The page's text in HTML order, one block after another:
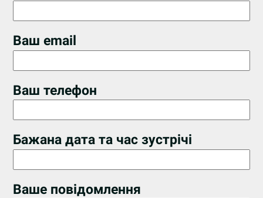
Ваш email
Ваш телефон
Бажана дата та час зустрічі
Ваше повідомлення